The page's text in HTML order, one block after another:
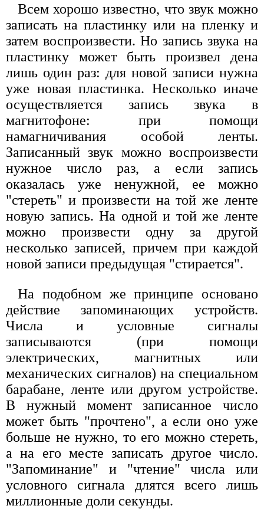
Всем хорошо известно, что звук можно
записать на пластинку или на пленку и
затем воспроизвести. Но запись звука на
пластинку может быть произвел дена
лишь один раз: для новой записи нужна
уже новая пластинка. Несколько иначе
осуществляется запись звука в
магнитофоне: при помощи
намагничивания особой ленты.
Записанный звук можно воспроизвести
нужное число раз, а если запись
оказалась уже ненужной, ее можно
"стереть" и произвести на той же ленте
новую запись. На одной и той же ленте
можно произвести одну за другой
несколько записей, причем при каждой
новой записи предыдущая "стирается".
На подобном же принципе основано
действие запоминающих устройств.
Числа и условные сигналы
записываются (при помощи
электрических, магнитных или
механических сигналов) на специальном
барабане, ленте или другом устройстве.
В нужный момент записанное число
может быть "прочтено", а если оно уже
больше не нужно, то его можно стереть,
а на его месте записать другое число.
"Запоминание" и "чтение" числа или
условного сигнала длятся всего лишь
миллионные доли секунды.